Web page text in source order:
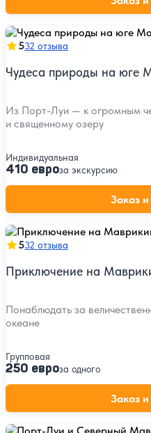
532 отзыва
Чудеса природы на юге
Из Порт-Луи — к огромным
и священному озеру
Индивидуальная
410 евроза экскурсию
Заказ
532 отзыва
Приключение на
Понаблюдать за
океане
Групповая
250 евроза одного
Заказ